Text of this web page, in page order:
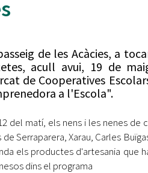
d'Ajuts per a l'autoocupació
a més de 5 milions d'euros del Pla de
les Fontetes, Quatre Cantons i
Catalunya
cartell de la seva 16a edició i dona el
ulleres gratuïtes per veure
de les Acàcies, a
acull avui, 19 de
de Cooperatives
a l'Escola".
del matí, els nens i les nenes de
Serraparera, Xarau, Carles
els productes d'artesania que
dins el programa